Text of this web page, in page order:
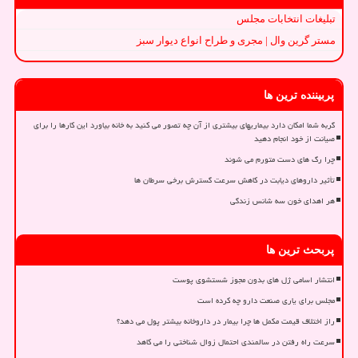
تبلیغات انتخابات مجلس
مستر گرین وال | مجری و طراح انواع دیوار سبز
پربیننده ترین ها
گربه شما امکان دارد بیماریهای بیشتری از آن چه تصور می کنید به خانه بیاورد این کارها را برای
صیانت از خود انجام دهید
چرا رگ های دست متورم می شوند
تأثیر داروهای دیابت در کاهش سرعت گسترش برخی سرطان ها
هر اهدای خون سه شانس زندگی
پربحث ترین ها
انتشار اسامی ژل های بدون مجوز شستشوی پوست
مجلس برای یاری صنعت دارو چه کرده است
راز اختلاف قیمت مکمل ها چرا بیمار در داروخانه بیشتر پول می دهد؟
سرعت راه رفتن در سالمندی احتمال زوال شناختی را می کاهد